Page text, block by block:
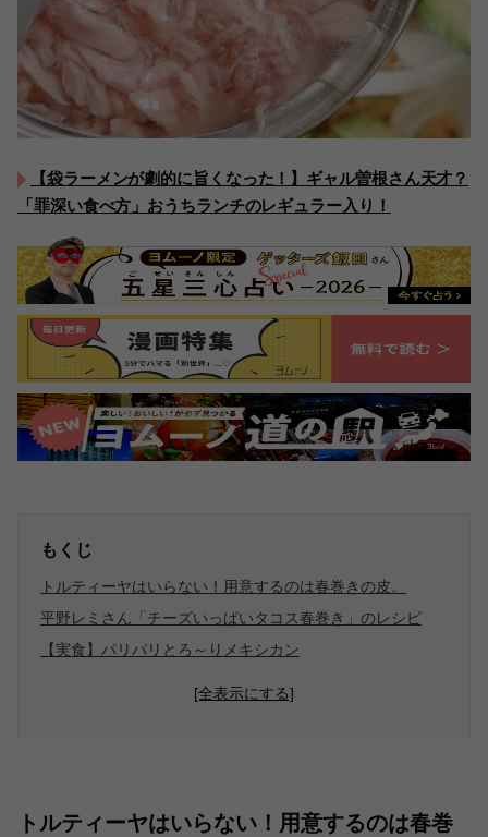
【袋ラーメンが劇的に旨くなった！】ギャル曽根さん天才？
「罪深い食べ方」おうちランチのレギュラー入り！
もくじ
トルティーヤはいらない！用意するのは春巻きの皮。
平野レミさん「チーズいっぱいタコス春巻き」のレシピ
【実食】パリパリとろ～りメキシカン
[全表示にする]
トルティーヤはいらない！用意するのは春巻